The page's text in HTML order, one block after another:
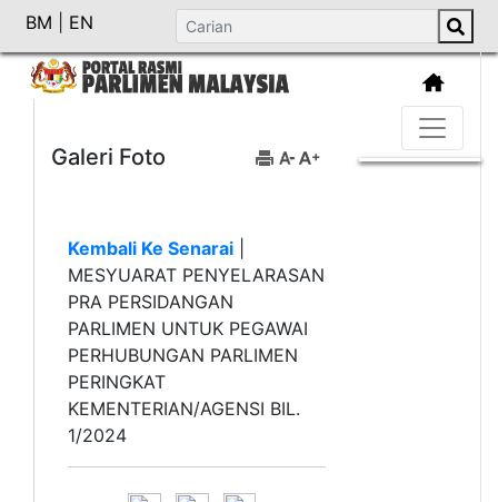
BM EN
Galeri Foto
Kembali Ke Senarai
MESYUARAT PENYELARASAN
PRA PERSIDANGAN
PARLIMEN UNTUK PEGAWAI
PERHUBUNGAN PARLIMEN
PERINGKAT
KEMENTERIAN/AGENSI BIL.
1/2024